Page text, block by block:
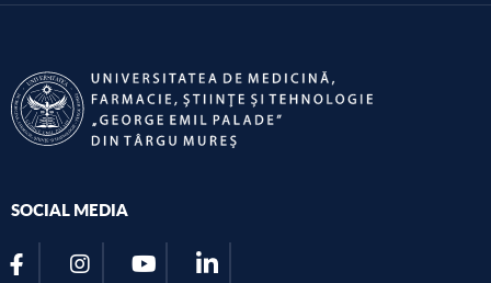
SOCIAL MEDIA